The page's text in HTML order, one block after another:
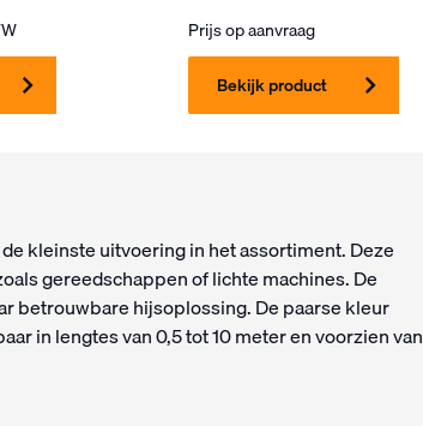
Prijs op aanvraag
Bekijk product
kleinste uitvoering in het assortiment. Deze
gereedschappen of lichte machines. De
betrouwbare hijsoplossing. De paarse kleur
in lengtes van 0,5 tot 10 meter en voorzien van